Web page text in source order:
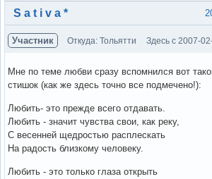
Вне форума
S a t i v a *
Участник Откуда: Тольятти Здесь с 2007-
Мне по теме любви сразу вспомнился вот
стишок (как же здесь точно все подмечено!):
Любить- это прежде всего отдавать.
Любить - значит чувства свои, как реку,
С весенней щедростью расплескать
На радость близкому человеку.
Любить - это только глаза открыть